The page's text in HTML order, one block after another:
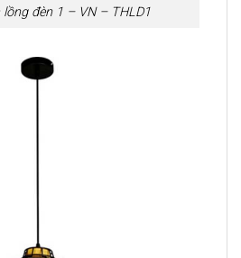
đèn 1 – VN – THLD1